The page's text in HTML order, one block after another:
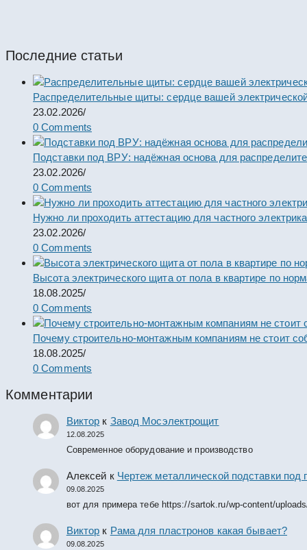
Последние статьи
Распределительные щиты: сердце вашей
23.02.2026/
0 Comments
Подставки под ВРУ: надёжная основа для
23.02.2026/
0 Comments
Нужно ли проходить аттестацию для частного
23.02.2026/
0 Comments
Высота электрического щита от пола в квартире по
18.08.2025/
0 Comments
Почему строительно-монтажным компаниям не стоит
18.08.2025/
0 Comments
Комментарии
Виктор к Завод Мосэлектрощит
12.08.2025
Современное оборудование и производство
Алексей к Чертеж металлической подставки
09.08.2025
вот для примера тебе https://sartok.ru/wp-content/
Виктор к Рама для пластронов какая бывает?
09.08.2025